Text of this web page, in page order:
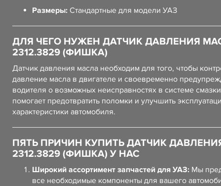
Размеры: Стандартные для модели УАЗ
ДЛЯ ЧЕГО НУЖЕН ДАТЧИК ДАВЛЕНИЯ
2312.3829 (ФИШКА)
Датчик давления масла необходим для того, чтобы
давление масла в двигателе и своевременно
водителя о возможных неисправностях в системе
помогает предотвратить поломки и улучшить
характеристики автомобиля.
ПЯТЬ ПРИЧИН КУПИТЬ ДАТЧИК
2312.3829 (ФИШКА) У НАС
Широкий ассортимент запчастей для УАЗ: Мы
все необходимые компоненты для вашего